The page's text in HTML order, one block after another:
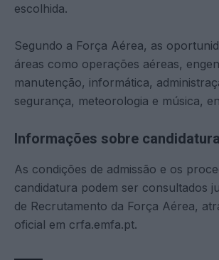
escolhida.
Segundo a Força Aérea, as
áreas como operações aéreas,
manutenção, informática,
segurança, meteorologia e música,
Informações sobre
As condições de admissão e os
candidatura podem ser consultados
de Recrutamento da Força Aérea,
oficial em crfa.emfa.pt.